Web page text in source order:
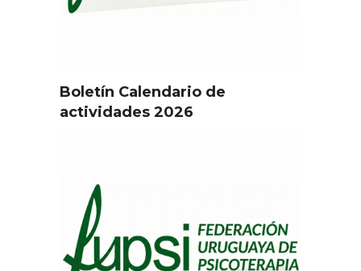
Boletín Calendario de
actividades 2026